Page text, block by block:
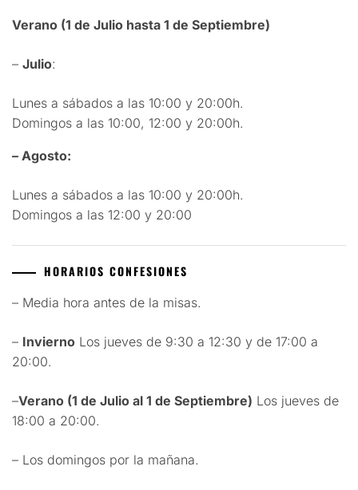
Verano (1 de Julio hasta 1 de Septiembre)
– Julio:
Lunes a sábados a las 10:00 y 20:00h.
Domingos a las 10:00, 12:00 y 20:00h.
– Agosto:
Lunes a sábados a las 10:00 y 20:00h.
Domingos a las 12:00 y 20:00
HORARIOS CONFESIONES
– Media hora antes de la misas.
– Invierno Los jueves de 9:30 a 12:30 y de 17:00 a
20:00.
–Verano (1 de Julio al 1 de Septiembre) Los jueves de
18:00 a 20:00.
– Los domingos por la mañana.